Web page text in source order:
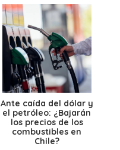
Ante caída del dólar y
el petróleo: ¿Bajarán
los precios de los
combustibles en
Chile?